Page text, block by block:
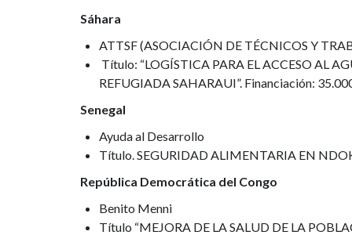
Sáhara
ATTSF (ASOCIACIÓN DE TÉCNICOS Y
Título: “LOGÍSTICA PARA EL ACCESO AL
REFUGIADA SAHARAUI”. Financiación:
Senegal
Ayuda al Desarrollo
Título. SEGURIDAD ALIMENTARIA EN
República Democrática del Congo
Benito Menni
Título “MEJORA DE LA SALUD DE LA